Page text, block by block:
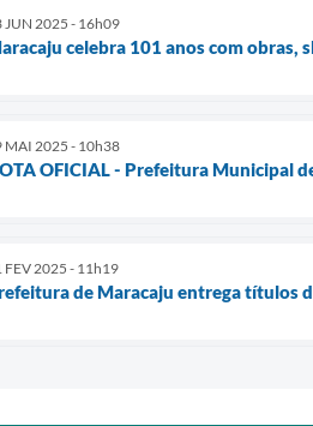
JUN 2025 - 16h09
celebra 101 anos com obras,
MAI 2025 - 10h38
OFICIAL - Prefeitura Municipal
FEV 2025 - 11h19
de Maracaju entrega títulos